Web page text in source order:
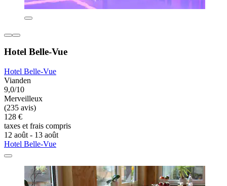
Hotel Belle-Vue
Hotel Belle-Vue
Vianden
9,0/10
Merveilleux
(235 avis)
128 €
taxes et frais compris
12 août - 13 août
Hotel Belle-Vue